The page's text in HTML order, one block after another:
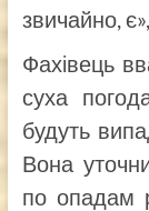
звичайно,
Фахівець
суха
будуть
Вона
по опадам